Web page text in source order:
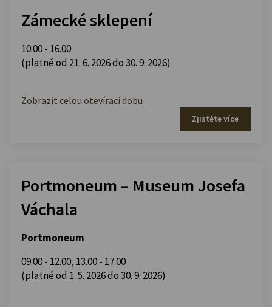
Zámecké sklepení
10.00 - 16.00
(platné od 21. 6. 2026 do 30. 9. 2026)
Zobrazit celou otevírací dobu
Zjistěte více
Portmoneum – Museum Josefa
Váchala
Portmoneum
09.00 - 12.00, 13.00 - 17.00
(platné od 1. 5. 2026 do 30. 9. 2026)